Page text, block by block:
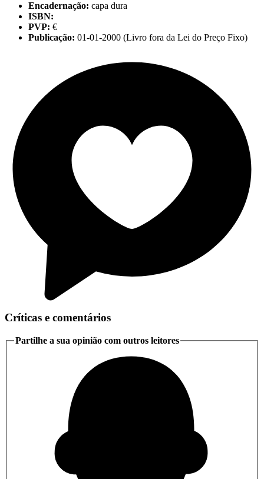
Encadernação: capa dura
ISBN:
PVP: €
Publicação: 01-01-2000 (Livro fora da Lei do Preço Fixo)
Críticas e comentários
Partilhe a sua opinião com outros leitores